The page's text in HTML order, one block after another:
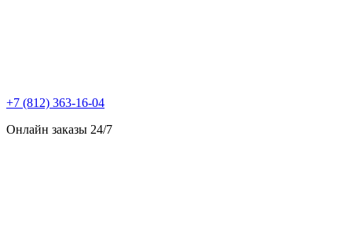
+7 (812) 363-16-04
Онлайн заказы 24/7